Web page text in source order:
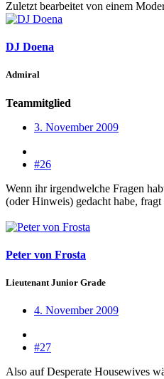
Zuletzt bearbeitet von einem
DJ Doena
Admiral
Teammitglied
3. November 2009
#26
Wenn ihr irgendwelche Fragen
(oder Hinweis) gedacht habe, fragt
Peter von Frosta
Lieutenant Junior Grade
4. November 2009
#27
Also auf Desperate Housewives